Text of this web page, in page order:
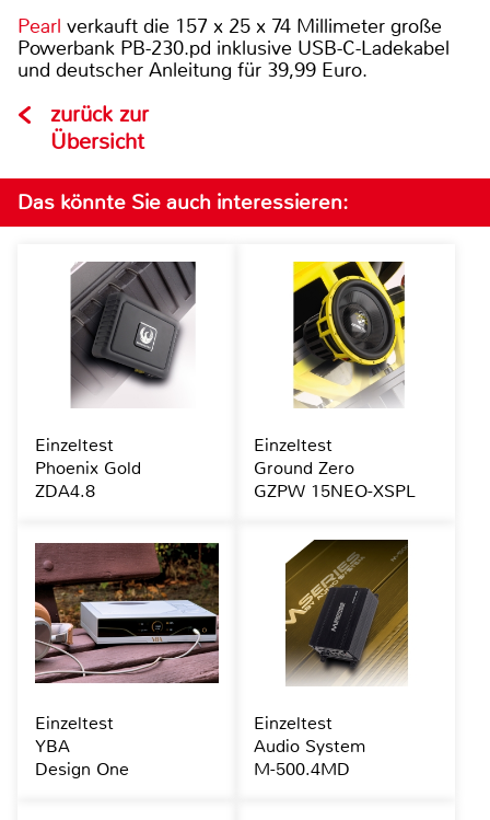
Pearl verkauft die 157 x 25 x 74 Millimeter große
Powerbank PB-230.pd inklusive USB-C-Ladekabel
und deutscher Anleitung für 39,99 Euro.
zurück zur
Übersicht
Das könnte Sie auch interessieren:
Einzeltest
Phoenix Gold
ZDA4.8
Einzeltest
Ground Zero
GZPW 15NEO-XSPL
Einzeltest
YBA
Design One
Einzeltest
Audio System
M-500.4MD